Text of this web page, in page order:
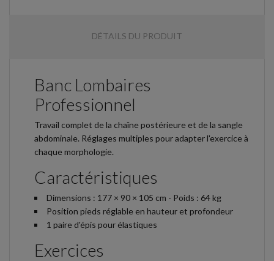
DÉTAILS DU PRODUIT
Banc Lombaires
Professionnel
Travail complet de la chaîne postérieure et de la sangle
abdominale. Réglages multiples pour adapter l'exercice à
chaque morphologie.
Caractéristiques
Dimensions : 177 × 90 × 105 cm - Poids : 64 kg
Position pieds réglable en hauteur et profondeur
1 paire d'épis pour élastiques
Exercices